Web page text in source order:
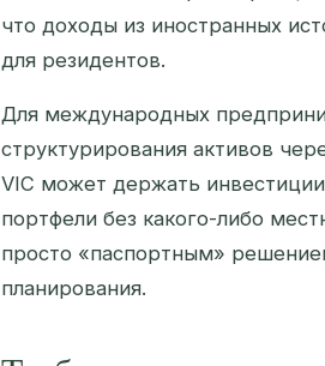
что доходы из иностранных
для резидентов.
Для международных
структурирования активов
VIC может держать
портфели без какого-либо
просто «паспортным»
планирования.